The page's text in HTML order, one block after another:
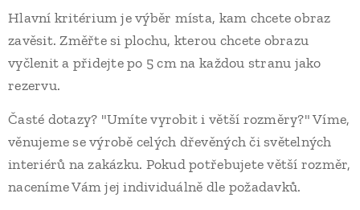
Hlavní kritérium je výběr místa, kam chcete obraz
zavěsit. Změřte si plochu, kterou chcete obrazu
vyčlenit a přidejte po 5 cm na každou stranu jako
rezervu.
Časté dotazy? "Umíte vyrobit i větší rozměry?" Víme,
věnujeme se výrobě celých dřevěných či světelných
interiérů na zakázku. Pokud potřebujete větší rozměr,
naceníme Vám jej individuálně dle požadavků.